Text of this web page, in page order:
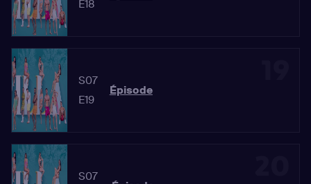
E18
S07
E19
Épisode
S07